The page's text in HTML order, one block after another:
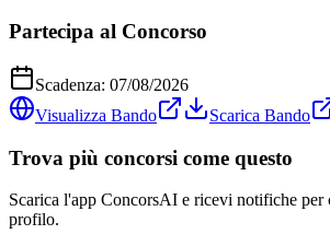
Partecipa al Concorso
Scadenza: 07/08/2026
Visualizza Bando
Scarica Bando
Trova più concorsi come questo
Scarica l'app ConcorsAI e ricevi notifiche
profilo.